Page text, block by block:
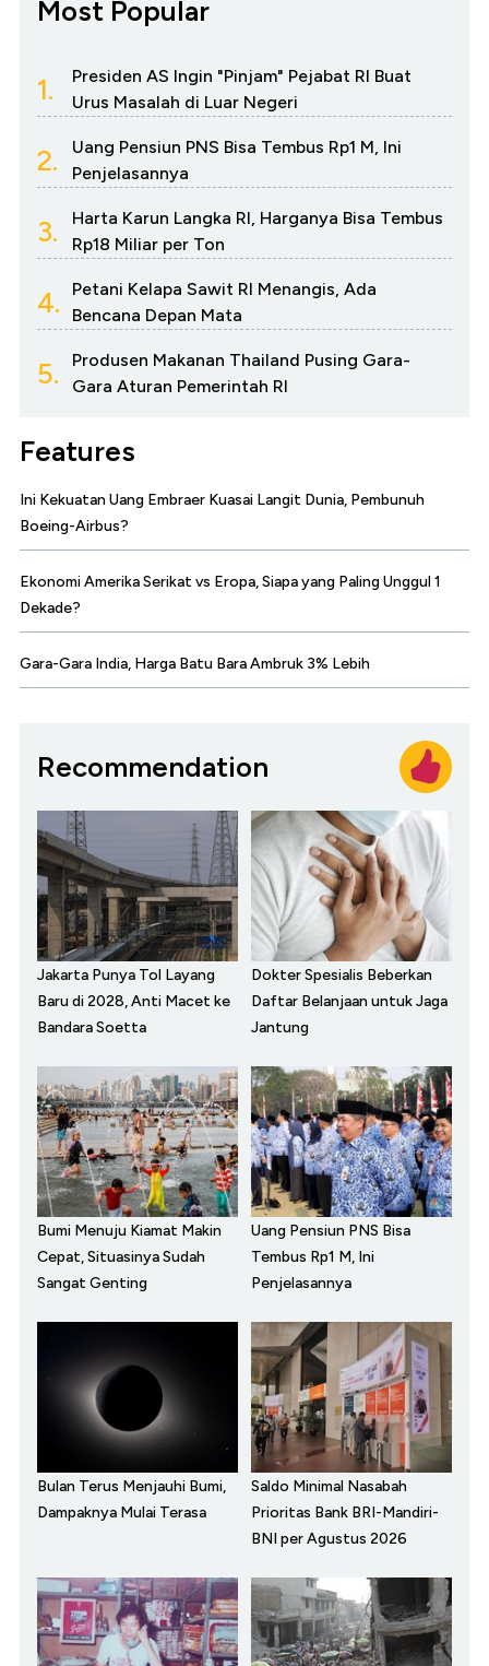
Most Popular
1.
Presiden AS Ingin "Pinjam" Pejabat RI Buat
Urus Masalah di Luar Negeri
2.
Uang Pensiun PNS Bisa Tembus Rp1 M, Ini
Penjelasannya
3.
Harta Karun Langka RI, Harganya Bisa Tembus
Rp18 Miliar per Ton
4.
Petani Kelapa Sawit RI Menangis, Ada
Bencana Depan Mata
5.
Produsen Makanan Thailand Pusing Gara-
Gara Aturan Pemerintah RI
Features
Ini Kekuatan Uang Embraer Kuasai Langit Dunia, Pembunuh
Boeing-Airbus?
Ekonomi Amerika Serikat vs Eropa, Siapa yang Paling Unggul 1
Dekade?
Gara-Gara India, Harga Batu Bara Ambruk 3% Lebih
Recommendation
Jakarta Punya Tol Layang
Baru di 2028, Anti Macet ke
Bandara Soetta
Dokter Spesialis Beberkan
Daftar Belanjaan untuk Jaga
Jantung
Bumi Menuju Kiamat Makin
Cepat, Situasinya Sudah
Sangat Genting
Uang Pensiun PNS Bisa
Tembus Rp1 M, Ini
Penjelasannya
Bulan Terus Menjauhi Bumi,
Dampaknya Mulai Terasa
Saldo Minimal Nasabah
Prioritas Bank BRI-Mandiri-
BNI per Agustus 2026